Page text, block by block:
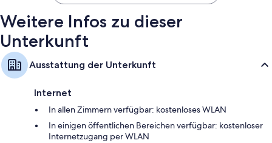
Weitere Infos zu dieser
Unterkunft
Ausstattung der Unterkunft
Internet
In allen Zimmern verfügbar: kostenloses WLAN
In einigen öffentlichen Bereichen verfügbar: kostenloser
Internetzugang per WLAN